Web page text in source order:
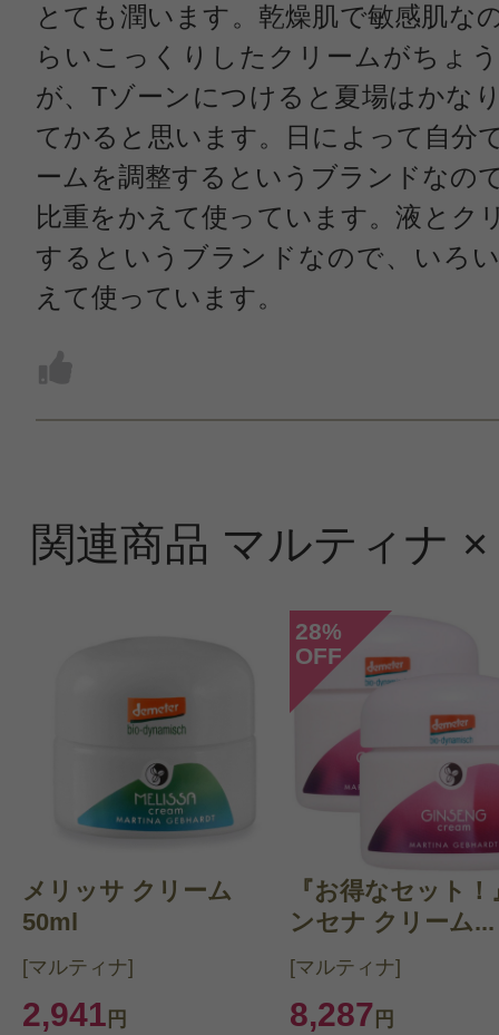
とても潤います。乾燥肌で敏感肌な
らいこっくりしたクリームがちょ
が、Tゾーンにつけると夏場はかな
てかると思います。日によって自分
ームを調整するというブランドなの
比重をかえて使っています。液とク
するというブランドなので、いろ
えて使っています。
関連商品 マルティナ
メリッサ クリーム
50ml
[マルティナ]
2,941 円
28%
OFF
『お得なセット
ンセナ クリーム...
[マルティナ]
8,287 円